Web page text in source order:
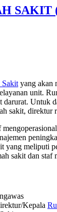
SAKIT
Sakityang akan
unit.
darurat. Untuk
sakit, direktur
yang meliputi
sakit dan staf
Kepala